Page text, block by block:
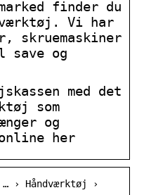
finder du
Vi har
skruemaskiner
save og
med det
som
og
her
› Håndværktøj ›